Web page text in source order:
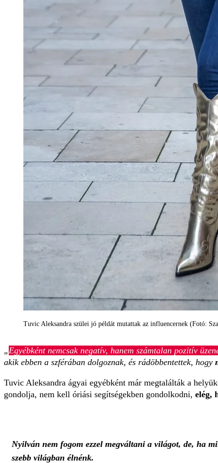
Tuvic Aleksandra szülei jó példát mutattak az influencernek (Fotó:
„Egyébként nemcsak negatív, hanem számtalan pozitív
akik ebben a szférában dolgoznak, és rádöbbentettek, hogy
Tuvic Aleksandra ágyai egyébként már megtalálták a
gondolja, nem kell óriási segítségekben gondolkodni, elég,
Nyilván nem fogom ezzel megváltani a világot, de, ha
szebb világban élnénk.